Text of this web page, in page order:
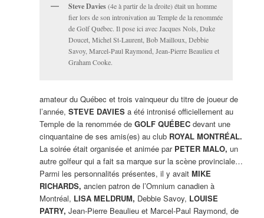
Steve Davies(4e à partir de la droite) était un homme
fier lors de son intronivation au Temple de la renommée
de Golf Québec. Il pose ici avec Jacques Nols, Duke
Doucet, Michel St-Laurent, Bob Mailloux, Debbie
Savoy, Marcel-Paul Raymond, Jean-Pierre Beaulieu et
Graham Cooke.
amateur du Québec et trois vainqueur du titre de joueur de
l’année, STEVE DAVIESa été intronisé officiellement au
Temple de la renommée de GOLF QUÉBECdevant une
cinquantaine de ses amis(es) au club ROYAL MONTRÉAL.
La soirée était organisée et animée par PETER MALO, un
autre golfeur qui a fait sa marque sur la scène provinciale…
Parmi les personnalités présentes, il y avait MIKE
RICHARDS, ancien patron de l’Omnium canadien à
Montréal, LISA MELDRUM, Debbie Savoy, LOUISE
PATRY, Jean-Pierre Beaulieu et Marcel-Paul Raymond, de